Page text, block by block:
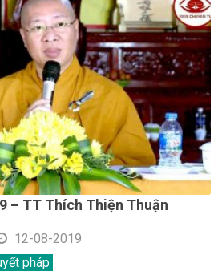
– TT Thích Thiện Thuận
12-08-2019
pháp